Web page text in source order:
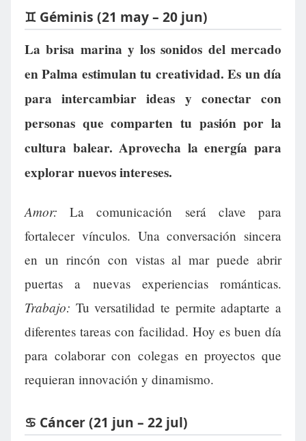
♊ Géminis (21 may – 20 jun)
La brisa marina y los sonidos del mercado
en Palma estimulan tu creatividad. Es un día
para intercambiar ideas y conectar con
personas que comparten tu pasión por la
cultura balear. Aprovecha la energía para
explorar nuevos intereses.
Amor: La comunicación será clave para
fortalecer vínculos. Una conversación sincera
en un rincón con vistas al mar puede abrir
puertas a nuevas experiencias románticas.
Trabajo: Tu versatilidad te permite adaptarte a
diferentes tareas con facilidad. Hoy es buen día
para colaborar con colegas en proyectos que
requieran innovación y dinamismo.
♋ Cáncer (21 jun – 22 jul)